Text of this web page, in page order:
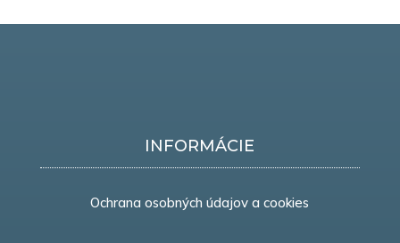
INFORMÁCIE
Ochrana osobných údajov a cookies